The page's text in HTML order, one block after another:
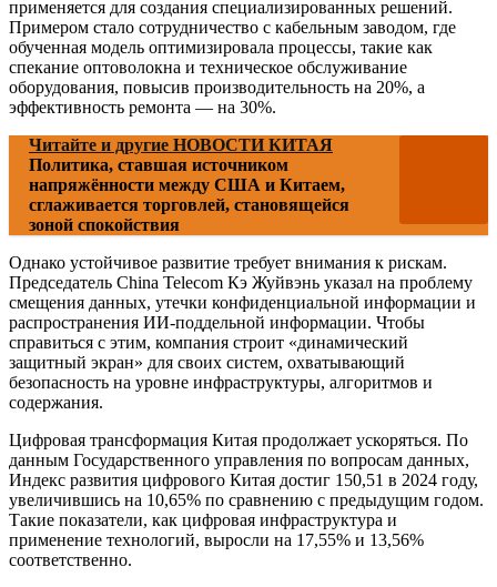
применяется для создания специализированных решений.
Примером стало сотрудничество с кабельным заводом, где
обученная модель оптимизировала процессы, такие как
спекание оптоволокна и техническое обслуживание
оборудования, повысив производительность на 20%, а
эффективность ремонта — на 30%.
Читайте и другие НОВОСТИ КИТАЯ
Политика, ставшая источником
напряжённости между США и Китаем,
сглаживается торговлей, становящейся
зоной спокойствия
Однако устойчивое развитие требует внимания к рискам.
Председатель China Telecom Кэ Жуйвэнь указал на проблему
смещения данных, утечки конфиденциальной информации и
распространения ИИ-поддельной информации. Чтобы
справиться с этим, компания строит «динамический
защитный экран» для своих систем, охватывающий
безопасность на уровне инфраструктуры, алгоритмов и
содержания.
Цифровая трансформация Китая продолжает ускоряться. По
данным Государственного управления по вопросам данных,
Индекс развития цифрового Китая достиг 150,51 в 2024 году,
увеличившись на 10,65% по сравнению с предыдущим годом.
Такие показатели, как цифровая инфраструктура и
применение технологий, выросли на 17,55% и 13,56%
соответственно.